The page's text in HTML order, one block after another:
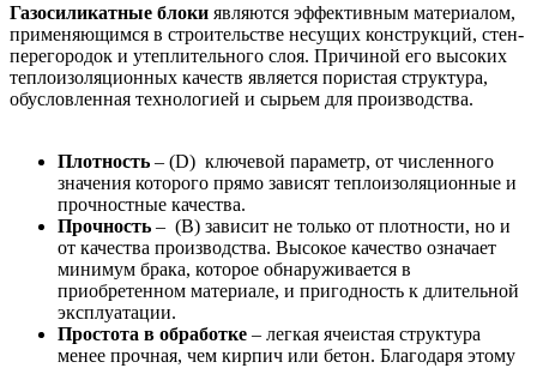
Газосиликатные блоки являются эффективным материалом,
применяющимся в строительстве несущих конструкций, стен-
перегородок и утеплительного слоя. Причиной его высоких
теплоизоляционных качеств является пористая структура,
обусловленная технологией и сырьем для производства.
Плотность – (D) ключевой параметр, от численного
значения которого прямо зависят теплоизоляционные и
прочностные качества.
Прочность – (B) зависит не только от плотности, но и
от качества производства. Высокое качество означает
минимум брака, которое обнаруживается в
приобретенном материале, и пригодность к длительной
эксплуатации.
Простота в обработке – легкая ячеистая структура
менее прочная, чем кирпич или бетон. Благодаря этому